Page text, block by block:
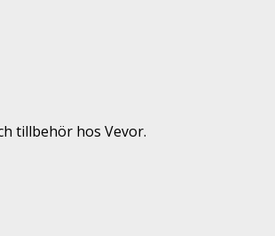
tillbehör hos Vevor.